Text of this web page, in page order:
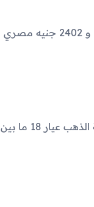
و 2402 جنيه مصري
تتراوح مصنعية الذهب عيار 21 بين 60 و 110 جنيه لكل جرام، وتتراوح مصنعية الذهب عيار 18 ما بين